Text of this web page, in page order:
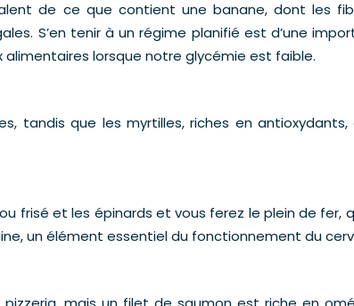
de ce que contient une banane, dont les
S’en tenir à un régime planifié est d’une
alimentaires lorsque notre glycémie est faible.
tandis que les myrtilles, riches en
frisé et les épinards et vous ferez le plein de fer,
un élément essentiel du fonctionnement du